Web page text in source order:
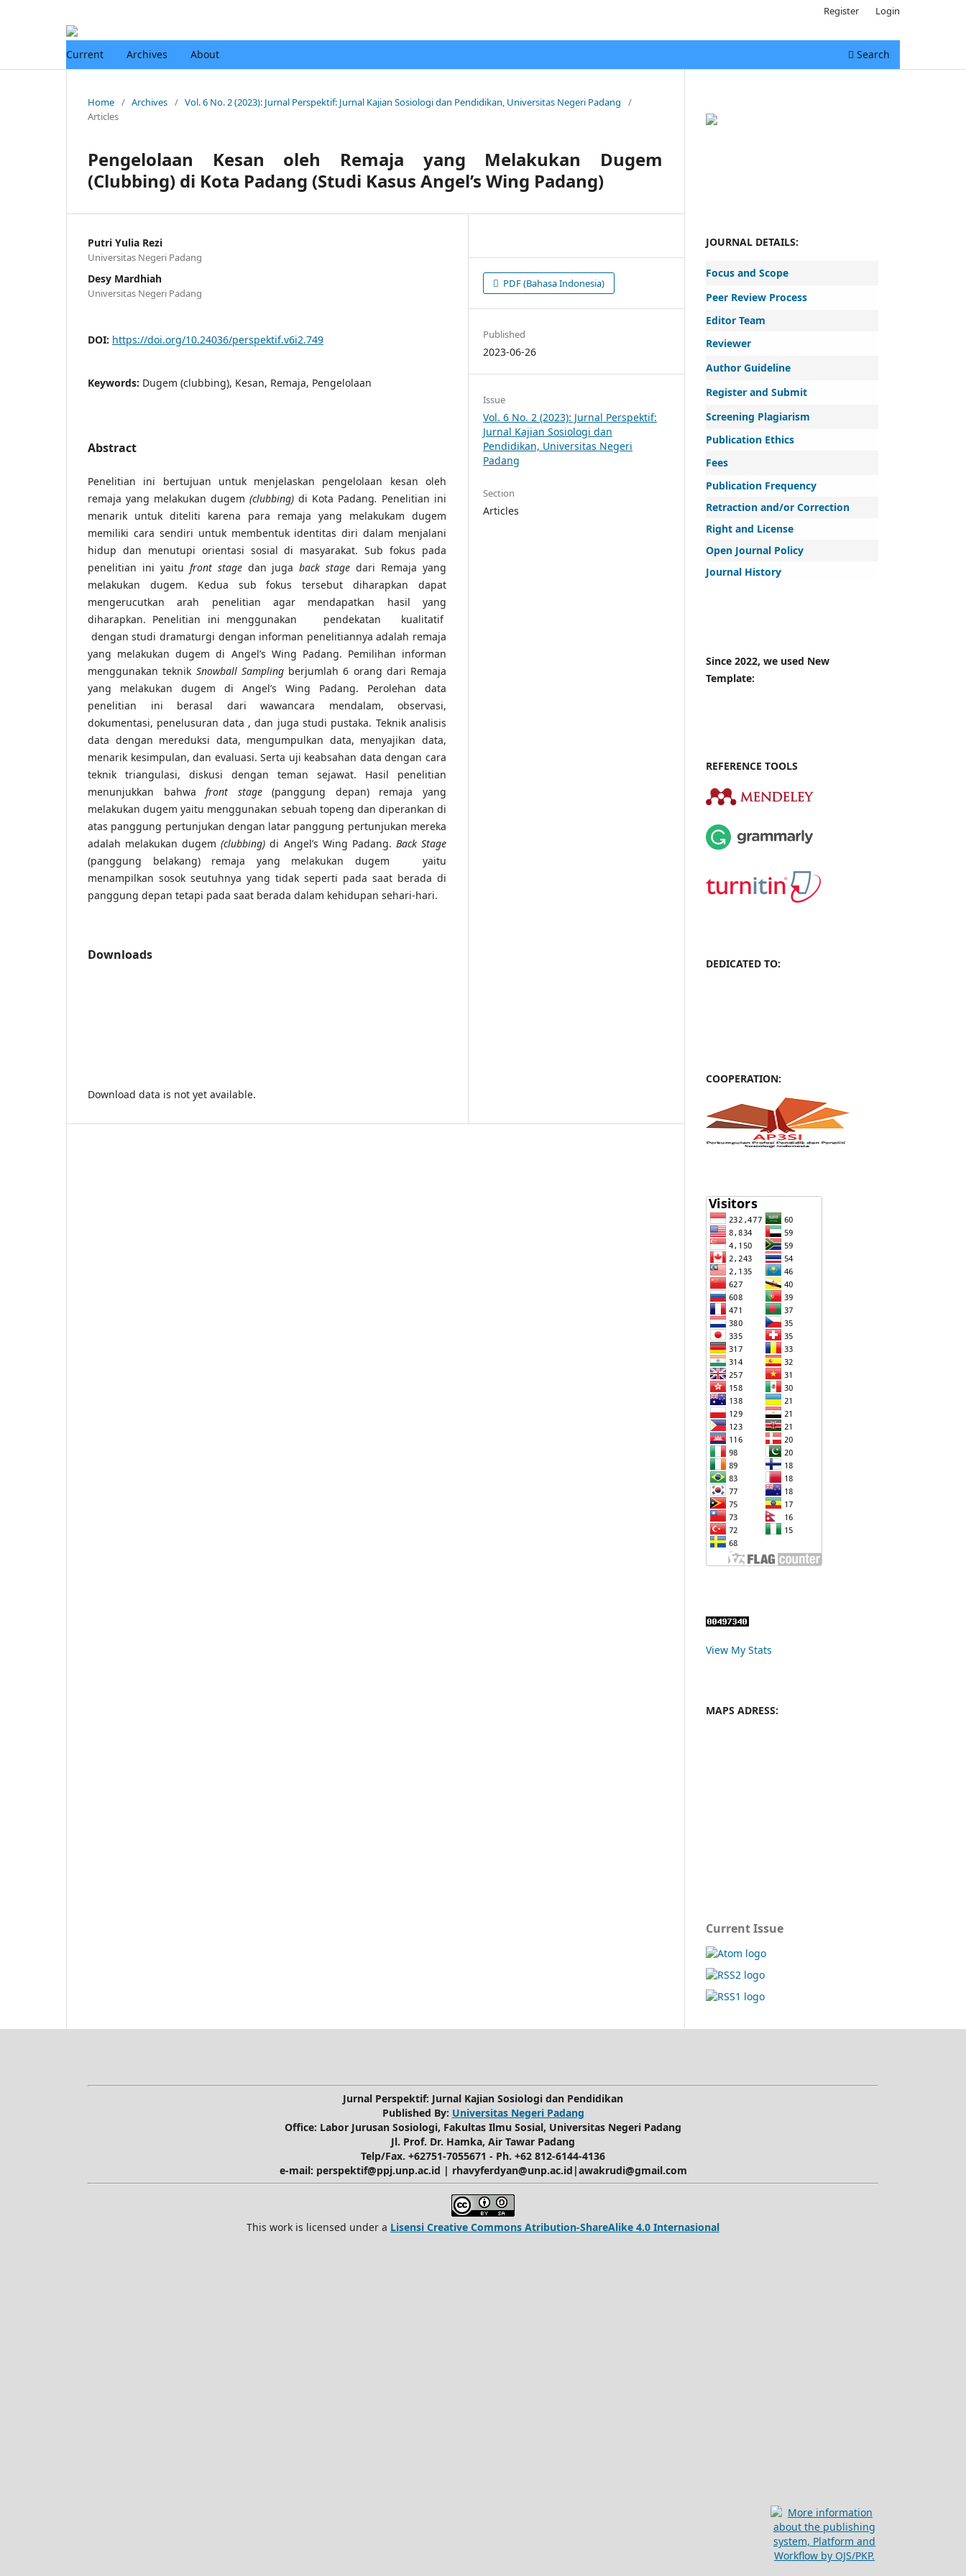
Current Archives About Search
Register Login
Home / Archives / Vol. 6 No. 2 (2023): Jurnal Perspektif: Jurnal Kajian Sosiologi dan Pendidikan, Universitas Negeri Padang
/
Articles
Pengelolaan Kesan oleh Remaja yang Melakukan Dugem
(Clubbing) di Kota Padang (Studi Kasus Angel’s Wing Padang)
Putri Yulia Rezi
Universitas Negeri Padang
Desy Mardhiah
Universitas Negeri Padang
DOI: https://doi.org/10.24036/perspektif.v6i2.749
Keywords: Dugem (clubbing), Kesan, Remaja, Pengelolaan
Abstract
Penelitian ini bertujuan untuk menjelaskan pengelolaan kesan oleh
remaja yang melakukan dugem (clubbing) di Kota Padang. Penelitian ini
menarik untuk diteliti karena para remaja yang melakukam dugem
memiliki cara sendiri untuk membentuk identitas diri dalam menjalani
hidup dan menutupi orientasi sosial di masyarakat. Sub fokus pada
penelitian ini yaitu front stagedan jugaback stagedari Remaja yang
melakukan dugem. Kedua sub fokus tersebut diharapkan dapat
mengerucutkan arah penelitian agar mendapatkan hasil yang
diharapkan. Penelitian ini menggunakan pendekatan kualitatif
dengan studi dramaturgi dengan informan penelitiannya adalah remaja
yang melakukan dugem di Angel’s Wing Padang. Pemilihan informan
menggunakan teknik Snowball Samplingberjumlah 6 orang dari Remaja
yang melakukan dugem di Angel’s Wing Padang. Perolehan data
penelitian ini berasal dari wawancara mendalam, observasi,
dokumentasi, penelusuran data , dan juga studi pustaka. Teknik analisis
data dengan mereduksi data, mengumpulkan data, menyajikan data,
menarik kesimpulan, dan evaluasi. Serta uji keabsahan data dengan cara
teknik triangulasi, diskusi dengan teman sejawat. Hasil penelitian
menunjukkan bahwafront stage(panggung depan) remaja yang
melakukan dugem yaitu menggunakan sebuah topeng dan diperankan di
atas panggung pertunjukan dengan latar panggung pertunjukan mereka
adalah melakukan dugem(clubbing)di Angel’s Wing Padang. Back Stage
(panggung belakang) remaja yang melakukan dugem yaitu
menampilkan sosok seutuhnya yang tidak seperti pada saat berada di
panggung depan tetapi pada saat berada dalam kehidupan sehari-hari.
Downloads
Download data is not yet available.
PDF (Bahasa Indonesia)
Published
2023-06-26
Issue
Vol. 6 No. 2 (2023): Jurnal Perspektif:
Jurnal Kajian Sosiologi dan
Pendidikan, Universitas Negeri
Padang
Section
Articles
JOURNAL DETAILS:
Focus and Scope
Peer Review Process
Editor Team
Reviewer
Author Guideline
Register and Submit
Screening Plagiarism
Publication Ethics
Fees
Publication Frequency
Retraction and/or Correction
Right and License
Open Journal Policy
Journal History
Since 2022, we used New
Template:
REFERENCE TOOLS
DEDICATED TO:
COOPERATION:
View My Stats
MAPS ADRESS:
Current Issue
Jurnal Perspektif: Jurnal Kajian Sosiologi dan Pendidikan
Published By: Universitas Negeri Padang
Office: Labor Jurusan Sosiologi, Fakultas Ilmu Sosial, Universitas Negeri Padang
Jl. Prof. Dr. Hamka, Air Tawar Padang
Telp/Fax. +62751-7055671 - Ph. +62 812-6144-4136
e-mail: perspektif@ppj.unp.ac.id | rhavyferdyan@unp.ac.id|awakrudi@gmail.com
This work is licensed under a Lisensi Creative Commons Atribution-ShareAlike 4.0 Internasional